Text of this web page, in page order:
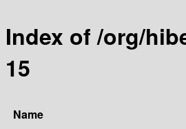
Index of /org/
15
Name